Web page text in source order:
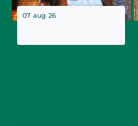
07 aug 26